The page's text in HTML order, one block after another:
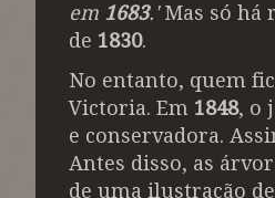
em 1683.'Mas só há
de 1830.
No entanto, quem
Victoria. Em 1848, o
e conservadora.
Antes disso, as
de uma ilustração